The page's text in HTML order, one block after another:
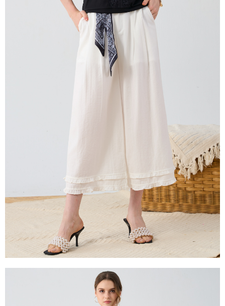
1.分期款項不併入電信帳單，「大哥付你分期」於每月結算日後寄送繳費提
2.透過簡訊連結打開帳單後，可選擇「超商條碼／台灣大直營門市／銀行轉
帳／街口支付／iPASS MONEY」等通路繳費。
1.本服務係由「台灣大哥大股份有限公司」（以下簡稱本公司）所提供，讓
用戶於交易時，得透過本服務購買商品或服務，並由商店將買賣／分期付款
買賣價金債權讓與本公司後，依約使用本公司帳單繳交帳款。
https://oppay.tw/userRule
【「AFTEE先享後付」結帳流程】
１．於結帳方式選擇「AFTEE先享後付」後，將跳轉至「AFTEE先享後付」
結帳頁面，進行簡訊認證並確認金額後，即可完成結帳。
２．訂單成立數日內，您將收到繳費通知簡訊。
３．收到繳費通知簡訊後14天內，點擊此簡訊中的連結，可透過四大超商／
ATM／網路銀行／等多元方式進行付款，方視為交易完成。
※ 請注意：結帳手續完成當下不需立刻繳費，但若您需要取消訂單，請聯絡
購買商品的店家。未經商家同意取消之訂單仍視為有效，需透過AFTEE先享
是否繳費成功／繳費後需取消欲退款等相關疑問，請聯繫「AFTEE先享後付
https://netprotections.freshdesk.com/support/home
１．透過由恩沛科技股份有限公司提供之「AFTEE先享後付」服務完成之交
易，需依本服務之必要範圍內提供個人資料，並將交易相關給付款項請求債
２．關於個人資料處理事宜，請瀏覽以下網址：
３．未成年的使用者請事先徵得法定代理人或監護人之同意方可使用
「AFTEE先享後付」，若未經同意申辦者引起之損失，本公司不負相關責
任。
４．使用「AFTEE先享後付」時，將依據個別帳號之用戶狀況，依本公司即
時審查核予不同之上限額度；若仍有額度不足之情形，本公司將視審查結果
請求用戶進行身份認證。
５．嚴禁一人註冊多個帳號或使用他人資訊註冊。若發現惡意使用之情形，
恩沛科技股份有限公司將有權停止該用戶之使用額度並採取法律行動。
每筆NT$120，滿NT$2,000(含以上)免運費
每筆NT$120，滿NT$2,000(含以上)免運費
每筆NT$120，滿NT$2,000(含以上)免運費